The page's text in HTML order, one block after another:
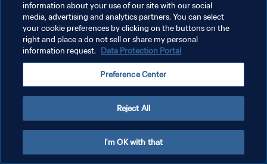
プライバシーポリシー
サービス利用規約
クッキー設定の管理
information about your use of our site with our social
media, advertising and analytics partners. You can select
your cookie preferences by clicking on the buttons on the
right and place a do not sell or share my personal
information request. Data Protection Portal
Preference Center
Reject All
I'm OK with that